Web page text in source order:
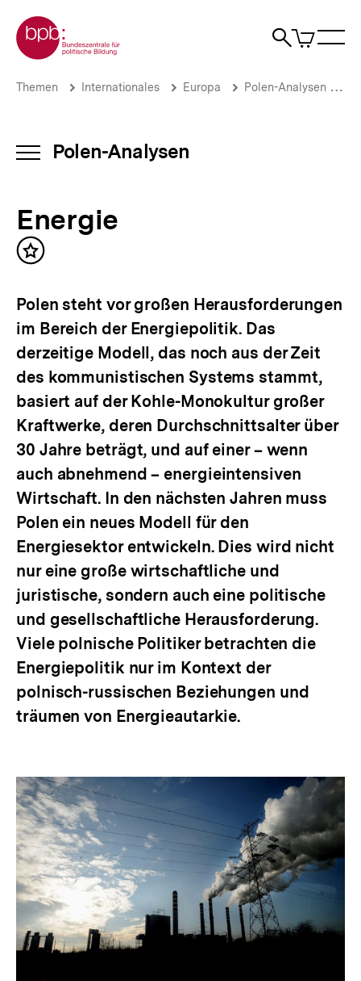
zum
Seiteninhalt
springen
Zur Startseite der bpb
Suche
Artikel
im
Energie
bpb.de
Brotkrümelnavigation
Pfadnavigation
Themen Internationales Europa Polen-Analysen
INHALTSNAVIGATION
Polen-Analysen
Energie
Inhalt
Polen steht vor großen Herausforderungen
im Bereich der Energiepolitik. Das
derzeitige Modell, das noch aus der Zeit
des kommunistischen Systems stammt,
basiert auf der Kohle-Monokultur großer
Kraftwerke, deren Durchschnittsalter über
30 Jahre beträgt, und auf einer – wenn
auch abnehmend – energieintensiven
Wirtschaft. In den nächsten Jahren muss
Polen ein neues Modell für den
Energiesektor entwickeln. Dies wird nicht
nur eine große wirtschaftliche und
juristische, sondern auch eine politische
und gesellschaftliche Herausforderung.
Viele polnische Politiker betrachten die
Energiepolitik nur im Kontext der
polnisch-russischen Beziehungen und
träumen von Energieautarkie.